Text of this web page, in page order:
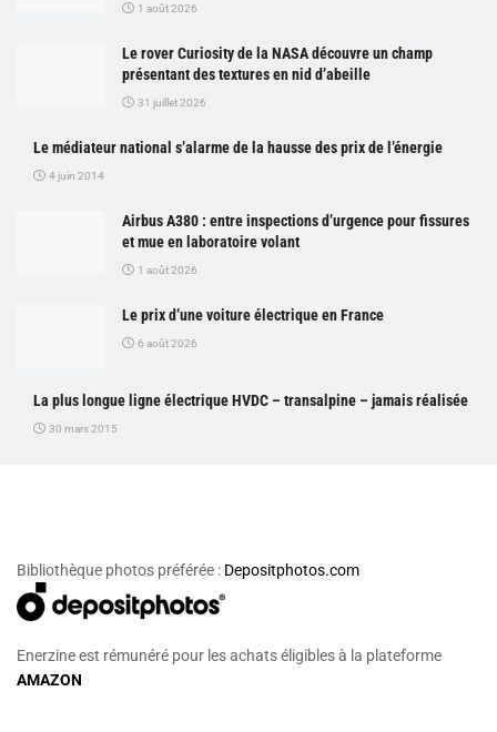
1 août 2026
Le rover Curiosity de la NASA découvre un champ
présentant des textures en nid d’abeille
31 juillet 2026
Le médiateur national s’alarme de la hausse des prix de l’énergie
4 juin 2014
Airbus A380 : entre inspections d’urgence pour fissures
et mue en laboratoire volant
1 août 2026
Le prix d’une voiture électrique en France
6 août 2026
La plus longue ligne électrique HVDC – transalpine – jamais réalisée
30 mars 2015
Bibliothèque photos préférée : Depositphotos.com
Enerzine est rémunéré pour les achats éligibles à la plateforme
AMAZON